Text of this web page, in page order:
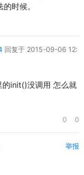
时候。
回复于 2015-09-06 12:
的init()没调用 怎么就
0 0
举报